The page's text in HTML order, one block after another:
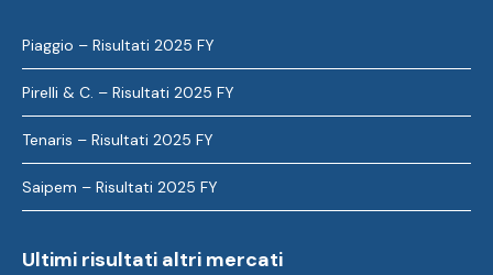
Piaggio – Risultati 2025 FY
Pirelli & C. – Risultati 2025 FY
Tenaris – Risultati 2025 FY
Saipem – Risultati 2025 FY
Ultimi risultati altri mercati